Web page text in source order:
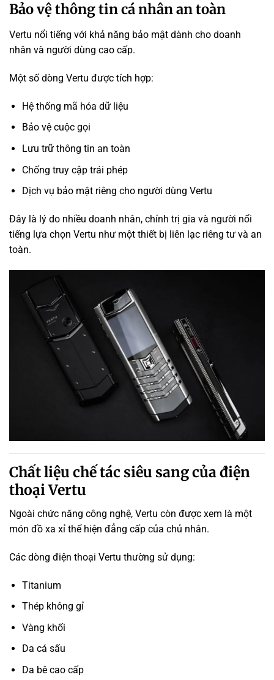
Bảo vệ thông tin cá nhân an toàn
Vertu nổi tiếng với khả năng bảo mật dành cho doanh
nhân và người dùng cao cấp.
Một số dòng Vertu được tích hợp:
Hệ thống mã hóa dữ liệu
Bảo vệ cuộc gọi
Lưu trữ thông tin an toàn
Chống truy cập trái phép
Dịch vụ bảo mật riêng cho người dùng Vertu
Đây là lý do nhiều doanh nhân, chính trị gia và người nổi
tiếng lựa chọn Vertu như một thiết bị liên lạc riêng tư và an
toàn.
Chất liệu chế tác siêu sang của điện
thoại Vertu
Ngoài chức năng công nghệ, Vertu còn được xem là một
món đồ xa xỉ thể hiện đẳng cấp của chủ nhân.
Các dòng điện thoại Vertu thường sử dụng:
Titanium
Thép không gỉ
Vàng khối
Da cá sấu
Da bê cao cấp